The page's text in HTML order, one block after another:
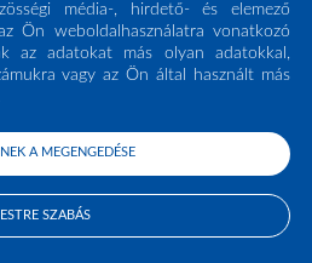
média-, hirdető- és elemező
Ön weboldalhasználatra vonatkozó
az adatokat más olyan adatokkal,
vagy az Ön által használt más
SZABÁS
A MEGENGEDÉSE
RIGHTS RESERVED - P.IVA: IT02141960266